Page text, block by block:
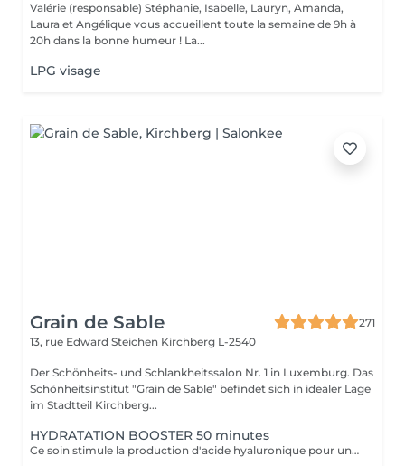
Valérie (responsable) Stéphanie, Isabelle, Lauryn, Amanda,
Laura et Angélique vous accueillent toute la semaine de 9h à
20h dans la bonne humeur ! La...
LPG visage
Grain de Sable
271
13, rue Edward Steichen Kirchberg L-2540
Der Schönheits- und Schlankheitssalon Nr. 1 in Luxemburg. Das
Schönheitsinstitut "Grain de Sable" befindet sich in idealer Lage
im Stadtteil Kirchberg...
HYDRATATION BOOSTER 50 minutes
Ce soin stimule la production d'acide hyaluronique pour une hydratation intense, redonnant à la peau un aspect repulpé et lissé tout en la protégeant des agressions extérieures et du vieillissement cutané.